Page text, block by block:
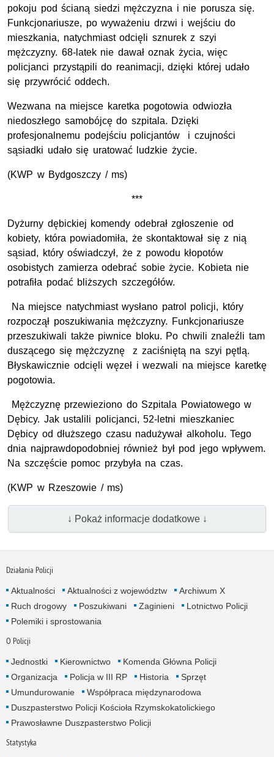
pokoju pod ścianą siedzi mężczyzna i nie porusza się.
Funkcjonariusze, po wyważeniu drzwi i wejściu do
mieszkania, natychmiast odcięli sznurek z szyi
mężczyzny. 68-latek nie dawał oznak życia, więc
policjanci przystąpili do reanimacji, dzięki której udało
się przywrócić oddech.
Wezwana na miejsce karetka pogotowia odwiozła
niedoszłego samobójcę do szpitala. Dzięki
profesjonalnemu podejściu policjantów i czujności
sąsiadki udało się uratować ludzkie życie.
(KWP w Bydgoszczy / ms)
***
Dyżurny dębickiej komendy odebrał zgłoszenie od
kobiety, która powiadomiła, że skontaktował się z nią
sąsiad, który oświadczył, że z powodu kłopotów
osobistych zamierza odebrać sobie życie. Kobieta nie
potrafiła podać bliższych szczegółów.
Na miejsce natychmiast wysłano patrol policji, który
rozpoczął poszukiwania mężczyzny. Funkcjonariusze
przeszukiwali także piwnice bloku. Po chwili znaleźli tam
duszącego się mężczyznę z zaciśniętą na szyi pętlą.
Błyskawicznie odcięli węzeł i wezwali na miejsce karetkę
pogotowia.
Mężczyznę przewieziono do Szpitala Powiatowego w
Dębicy. Jak ustalili policjanci, 52-letni mieszkaniec
Dębicy od dłuższego czasu nadużywał alkoholu. Tego
dnia najprawdopodobniej również był pod jego wpływem.
Na szczęście pomoc przybyła na czas.
(KWP w Rzeszowie / ms)
↓ Pokaż informacje dodatkowe ↓
Działania Policji
Aktualności Aktualności z województw
Archiwum X
Ruch drogowy
Poszukiwani Zaginieni
Lotnictwo Policji
Polemiki i sprostowania
O Policji
Jednostki Kierownictwo
Komenda Główna Policji
Organizacja
Policja w III RP Historia
Sprzęt
Umundurowanie
Współpraca międzynarodowa
Duszpasterstwo Policji Kościoła Rzymskokatolickiego
Prawosławne Duszpasterstwo Policji
Statystyka